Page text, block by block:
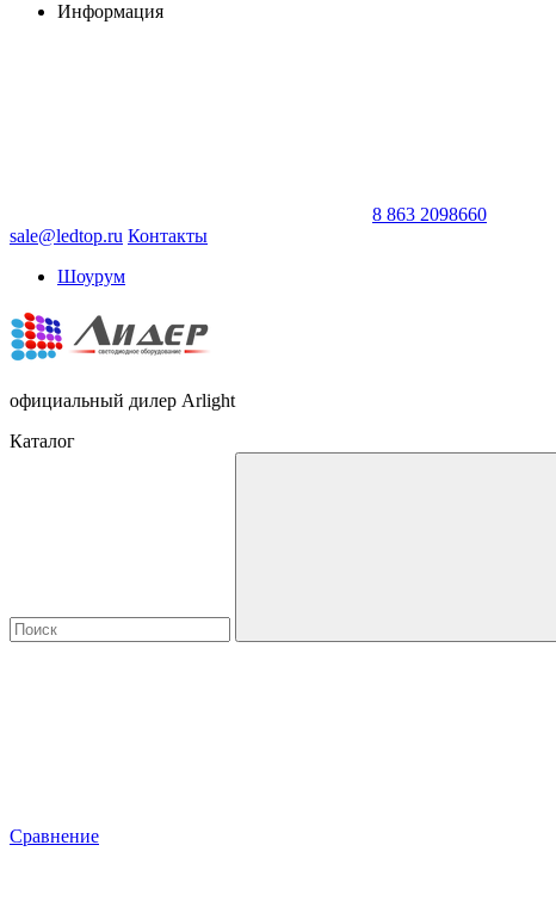
Информация
8 863 2098660
sale@ledtop.ru Контакты
Шоурум
официальный дилер Arlight
Каталог
Сравнение